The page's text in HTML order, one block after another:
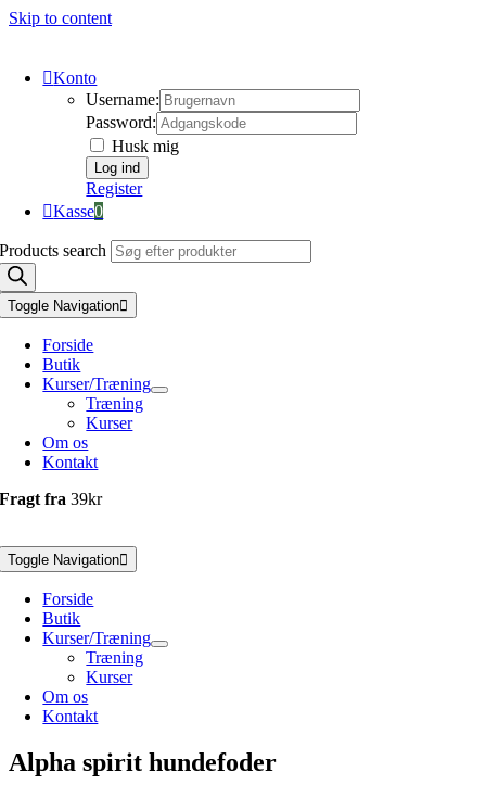
Skip to content
Konto
Username:
Password:
Husk mig
Register
Kasse0
Products search
Toggle Navigation
Forside
Butik
Kurser/Træning
Træning
Kurser
Om os
Kontakt
Fragt fra39kr
Toggle Navigation
Forside
Butik
Kurser/Træning
Træning
Kurser
Om os
Kontakt
Alpha spirit hundefoder